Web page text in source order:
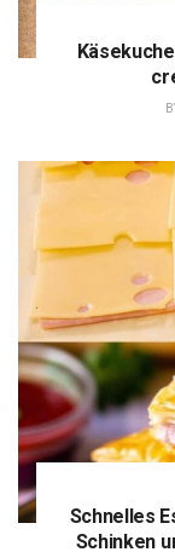
Schnelles
Schinken